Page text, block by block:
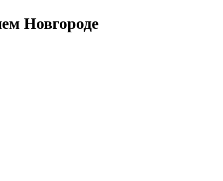
Новгороде